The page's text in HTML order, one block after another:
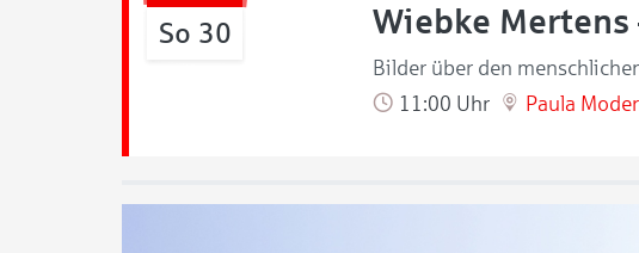
So 30 Wiebke Mertens
Bilder über den
11:00 Uhr
Paula